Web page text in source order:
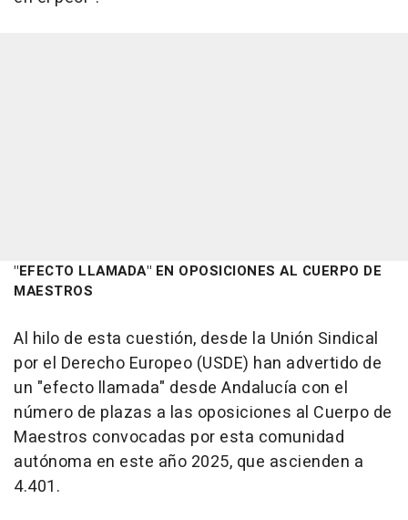
"EFECTO LLAMADA" EN OPOSICIONES AL CUERPO DE
MAESTROS
Al hilo de esta cuestión, desde la Unión Sindical
por el Derecho Europeo (USDE) han advertido de
un "efecto llamada" desde Andalucía con el
número de plazas a las oposiciones al Cuerpo de
Maestros convocadas por esta comunidad
autónoma en este año 2025, que ascienden a
4.401.